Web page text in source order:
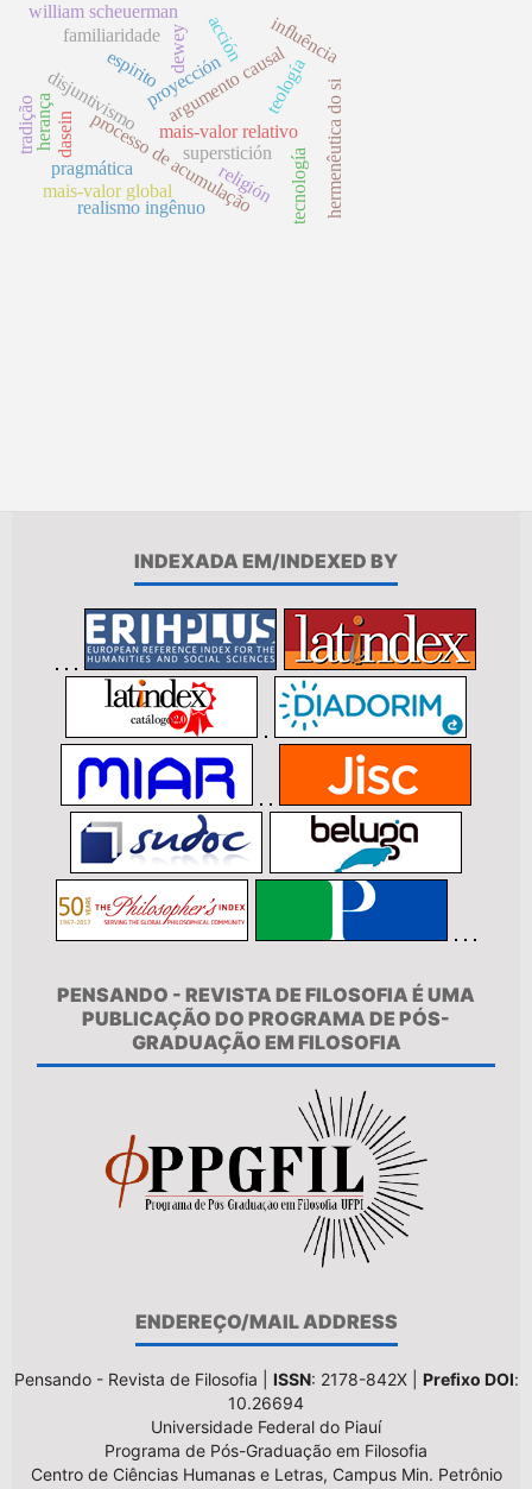
argumento causal
superstición
proyección
processo de acumulação
mais-valor global
mais-valor relativo
disjuntivismo
religión
realismo ingênuo tecnología
dewey
teología
espirito
influência
familiaridade
william scheuerman
dasein
herança
tradição
pragmática hermenêutica do si
acción
INDEXADA EM/INDEXED BY
PENSANDO - REVISTA DE FILOSOFIA É UMA
PUBLICAÇÃO DO PROGRAMA DE PÓS-
GRADUAÇÃO EM FILOSOFIA
ENDEREÇO/MAIL ADDRESS
Pensando - Revista de Filosofia | ISSN: 2178-842X | Prefixo DOI:
10.26694
Universidade Federal do Piauí
Programa de Pós-Graduação em Filosofia
Centro de Ciências Humanas e Letras, Campus Min. Petrônio